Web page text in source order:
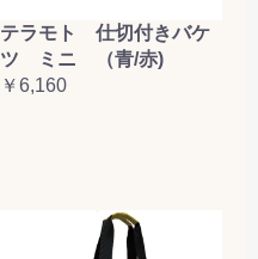
テラモト 仕切付きバケ
ツ ミニ （青/赤)
￥6,160